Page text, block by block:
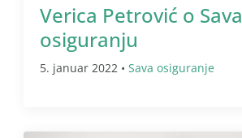
Verica Petrović o Sava
osiguranju
5. januar 2022 • Sava osiguranje